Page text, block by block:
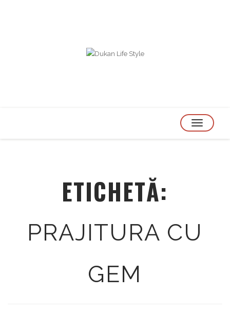
TOGGLE
ETICHETĂ:
PRAJITURA CU
GEM